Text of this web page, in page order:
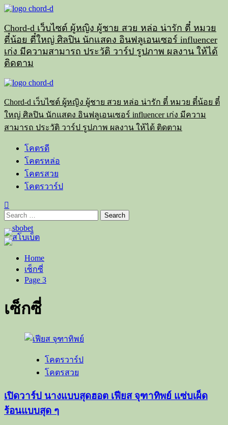
Skip
content
Chord-d เว็บไซต์ ผู้หญิง ผู้ชาย สวย หล่อ น่ารัก ตี๋ หมวย
ตี๋น้อย ตี๋ใหญ่ ศิลปิน นักแสดง อินฟลูเอนเซอร์ influencer
เก่ง มีความสามารถ ประวัติ วาร์ป รูปภาพ ผลงาน ให้ได้
ติดตาม
Primary
Chord-d เว็บไซต์ ผู้หญิง ผู้ชาย สวย หล่อ น่ารัก ตี๋ หมวย ตี๋น้อย ตี๋
ใหญ่ ศิลปิน นักแสดง อินฟลูเอนเซอร์ influencer เก่ง มีความ
สามารถ ประวัติ วาร์ป รูปภาพ ผลงาน ให้ได้ ติดตาม
โคตรดี
โคตรหล่อ
โคตรสวย
โคตรวาร์ป
Search
for:
Home
เซ็กซี่
Page 3
เซ็กซี่
โคตรวาร์ป
โคตรสวย
เปิดวาร์ป นางแบบสุดฮอต เฟียส จุฑาทิพย์ แซ่บเผ็ด
ร้อนแบบสุด ๆ